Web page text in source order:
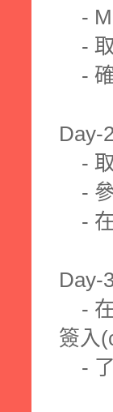
-
- 取
- 確
Day-2
- 取
- 參
- 在
Day-
- 在
簽入
- 了